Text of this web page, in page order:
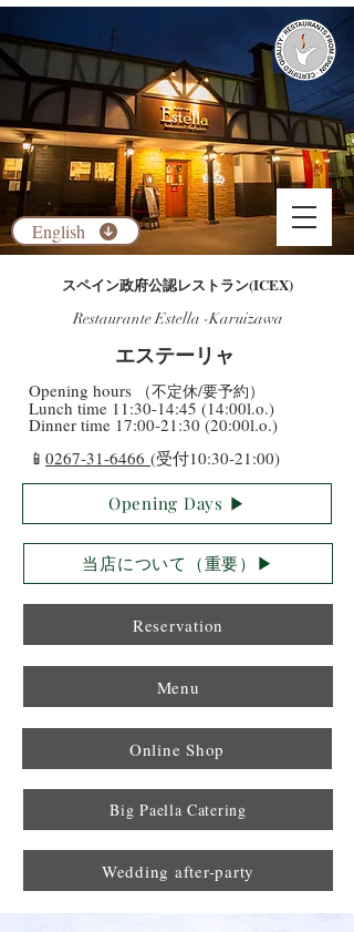
​スペイン政府公認レストラン(ICEX)
Restaurante Estella -Karuizawa
​エステーリャ
​Opening hours （不定休/要予約）
​Lunch time 11:30-14:45 (14:00l.o.)
Dinner time 17:00-21:30 (20:00l.o.)
​📱 0267-31-6466 (受付10:30-21:00)
Opening Days ▶︎
Reservation
Menu
Online Shop
当店について（重要）▶︎
English
Big Paella Catering
Wedding after-party